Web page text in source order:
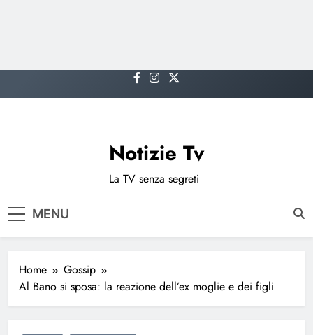
to
Notizie Tv
La TV senza segreti
MENU
Home
Gossip
Al Bano si sposa: la reazione dell’ex moglie e dei figli